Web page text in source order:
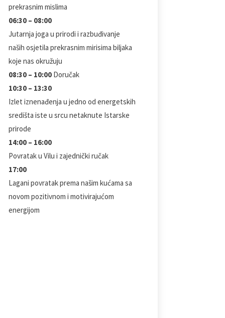
prekrasnim mislima
06:30 – 08:00
Jutarnja joga u prirodi i razbuđivanje
naših osjetila prekrasnim mirisima biljaka
koje nas okružuju
08:30 – 10:00Doručak
10:30 – 13:30
Izlet iznenađenja u jedno od energetskih
središta iste u srcu netaknute Istarske
prirode
14:00 – 16:00
Povratak u Vilu i zajednički ručak
17:00
Lagani povratak prema našim kućama sa
novom pozitivnom i motivirajućom
energijom